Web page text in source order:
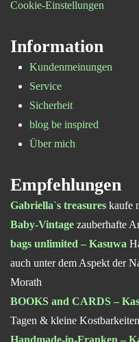
Cookie-Einstellungen
Information
Kundenmeinungen
Service
Sicherheit
blog be inspired
Über mich
Empfehlungen
Gabriella`s treasures kaufe
Baby-Vintage zauberhafte
bags unlimited – Kasuwa
auch unter dem Aspekt der
Morath
BOOKS and CARDS –
Tagen & kleine Kostbarkeiten
Handmade-in-Franken –